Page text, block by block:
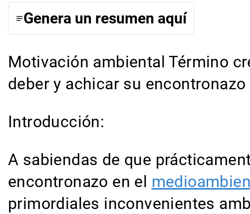
Genera un resumen aquí
Motivación ambiental Término
deber y achicar su encontronazo
Introducción:
A sabiendas de que
encontronazo en el
primordiales inconvenientes